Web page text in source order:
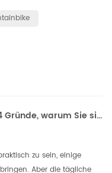
Radfahren verändert das Leben, 4 Gründe, warum Sie sich in das Radfahren verlieben
zu sein, einige
Aber die tägliche